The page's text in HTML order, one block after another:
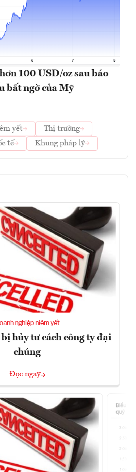
100 USD/oz sau báo
bất ngờ của Mỹ
yết
Thị trường
tế Khung pháp lý
nghiệp niêm yết
hủy tư cách công ty đại
chúng
Đọc ngay